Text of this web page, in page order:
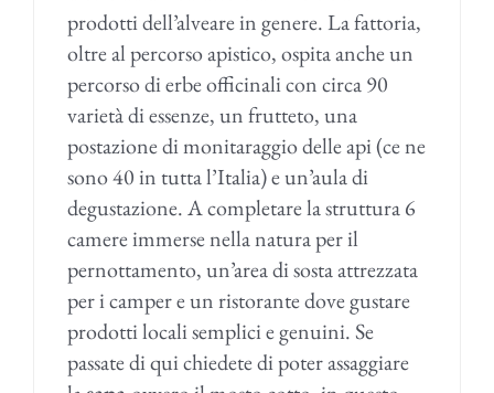
prodotti dell’alveare in genere. La fattoria,
oltre al percorso apistico, ospita anche un
percorso di erbe officinali con circa 90
varietà di essenze, un frutteto, una
postazione di monitaraggio delle api (ce ne
sono 40 in tutta l’Italia) e un’aula di
degustazione. A completare la struttura 6
camere immerse nella natura per il
pernottamento, un’area di sosta attrezzata
per i camper e un ristorante dove gustare
prodotti locali semplici e genuini. Se
passate di qui chiedete di poter assaggiare